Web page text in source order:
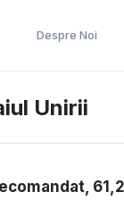
Despre Noi
Unirii